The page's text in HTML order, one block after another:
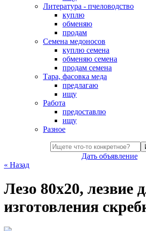
Литература - пчеловодство
куплю
обменяю
продам
Семена медоносов
куплю семена
обменяю семена
продам семена
Тара, фасовка меда
предлагаю
ищу
Работа
предоставлю
ищу
Разное
Дать объявление
« Назад
Лезо 80х20, лезвие
изготовления